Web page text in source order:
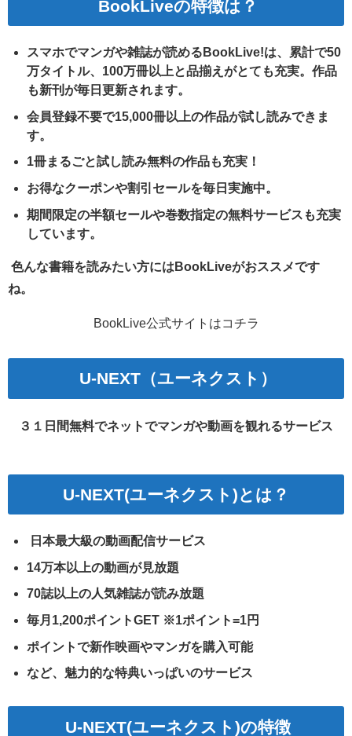
BookLiveの特徴は？
スマホでマンガや雑誌が読めるBookLive!は、累計で50
万タイトル、100万冊以上と品揃えがとても充実。作品
も新刊が毎日更新されます。
会員登録不要で15,000冊以上の作品が試し読みできま
す。
1冊まるごと試し読み無料の作品も充実！
お得なクーポンや割引セールを毎日実施中。
期間限定の半額セールや巻数指定の無料サービスも充実
しています。
色んな書籍を読みたい方にはBookLiveがおススメです
ね。
BookLive公式サイトはコチラ
U-NEXT（ユーネクスト）
３１日間無料でネットでマンガや動画を観れるサービス
U-NEXT(ユーネクスト)とは？
日本最大級の動画配信サービス
14万本以上の動画が見放題
70誌以上の人気雑誌が読み放題
毎月1,200ポイントGET ※1ポイント=1円
ポイントで新作映画やマンガを購入可能
など、魅力的な特典いっぱいのサービス
U-NEXT(ユーネクスト)の特徴